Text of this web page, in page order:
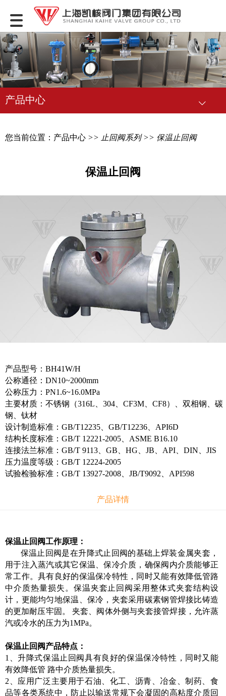
产品中心
您当前位置： 产品中心 >> 止回阀系列>> 保温止回阀
保温止回阀
产品型号：BH41W/H
公称通径：DN10~2000mm
公称压力：PN1.6~16.0MPa
主要材质：不锈钢（316L、304、CF3M、CF8）、双相钢、碳
钢、钛材
设计制造标准：GB/T12235、GB/T12236、API6D
结构长度标准：GB/T 12221-2005、ASME B16.10
连接法兰标准：GB/T 9113、GB、HG、JB、API、DIN、JIS
压力温度等级：GB/T 12224-2005
试验检验标准：GB/T 13927-2008、JB/T9092、API598
产品详情
保温止回阀工作原理：
保温止回阀是在升降式止回阀的基础上焊装金属夹套，
用于注入蒸汽或其它保温、保冷介质，确保阀内介质能够正
常工作。具有良好的保温保冷特性，同时又能有效降低管路
中介质热量损失。保温夹套止回阀采用整体式夹套结构设
计，更能均匀地保温、保冷，夹套采用碳素钢管焊接比铸造
的更加耐压牢固。 夹套、阀体外侧与夹套接管焊接，允许蒸
汽或冷水的压力为1MPa。
保温止回阀产品特点：
1、升降式保温止回阀具有良好的保温保冷特性，同时又能
有效降低管 路中介质热量损失。
2、应用广泛主要用于石油、化工、沥青、冶金、制药、食
品等各类系统中，防止以输送常规下会凝固的高粘度介质回